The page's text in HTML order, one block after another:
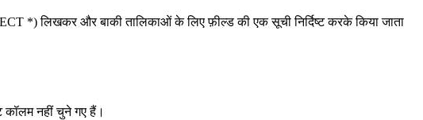
*) लिखकर और बाकी तालिकाओं के लिए फ़ील्ड की एक सूची निर्दिष्ट करके किया जाता
कॉलम नहीं चुने गए हैं।